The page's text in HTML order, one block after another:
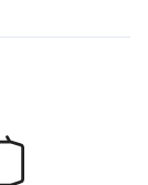
in Allem ist